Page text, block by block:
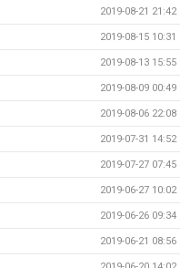
2019-08-21 21:42
2019-08-15 10:31
2019-08-13 15:55
2019-08-09 00:49
2019-08-06 22:08
2019-07-31 14:52
2019-07-27 07:45
2019-06-27 10:02
2019-06-26 09:34
2019-06-21 08:56